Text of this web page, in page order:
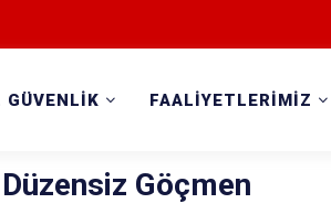
GÜVENLİK FAALİYETLERİMİZ
Göçmen